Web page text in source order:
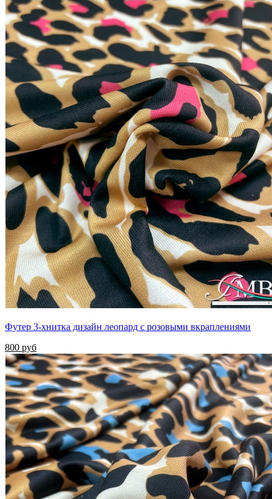
Футер 3-хнитка дизайн леопард с розовыми вкраплениями
800 руб